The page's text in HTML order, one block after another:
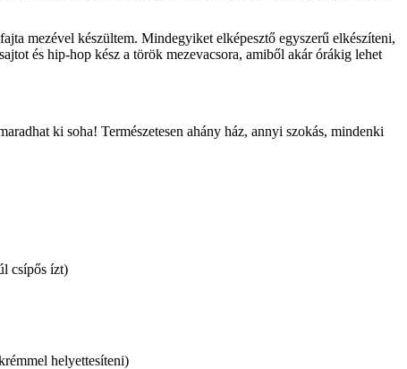
mezével készültem. Mindegyiket elképesztő egyszerű elkészíteni,
és hip-hop kész a török mezevacsora, amiből akár órákig lehet
ki soha! Természetesen ahány ház, annyi szokás, mindenki
csípős ízt)
helyettesíteni)